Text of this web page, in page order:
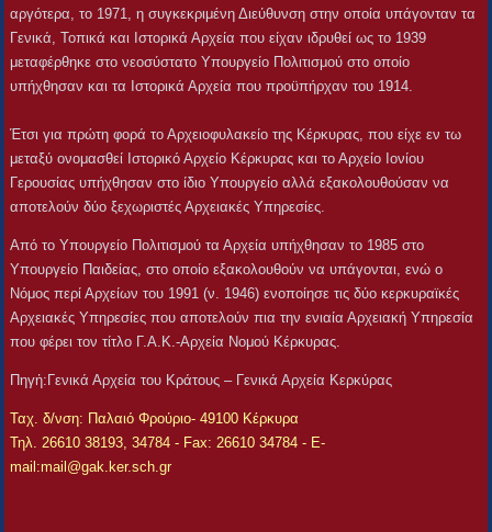
αργότερα, το 1971, η συγκεκριμένη Διεύθυνση στην οποία υπάγονταν τα
Γενικά, Τοπικά και Ιστορικά Αρχεία που είχαν ιδρυθεί ως το 1939
μεταφέρθηκε στο νεοσύστατο Υπουργείο Πολιτισμού στο οποίο
υπήχθησαν και τα Ιστορικά Αρχεία που προϋπήρχαν του 1914.
Έτσι για πρώτη φορά το Αρχειοφυλακείο της Κέρκυρας, που είχε εν τω
μεταξύ ονομασθεί Ιστορικό Αρχείο Κέρκυρας και το Αρχείο Ιονίου
Γερουσίας υπήχθησαν στο ίδιο Υπουργείο αλλά εξακολουθούσαν να
αποτελούν δύο ξεχωριστές Αρχειακές Υπηρεσίες.
Από το Υπουργείο Πολιτισμού τα Αρχεία υπήχθησαν το 1985 στο
Υπουργείο Παιδείας, στο οποίο εξακολουθούν να υπάγονται, ενώ ο
Νόμος περί Αρχείων του 1991 (ν. 1946) ενοποίησε τις δύο κερκυραϊκές
Αρχειακές Υπηρεσίες που αποτελούν πια την ενιαία Αρχειακή Υπηρεσία
που φέρει τον τίτλο Γ.Α.Κ.-Αρχεία Νομού Κέρκυρας.
Πηγἠ:Γενικά Αρχεία του Κράτους – Γενικά Αρχεία Κερκύρας
Ταχ. δ/νση: Παλαιό Φρούριο- 49100 Κέρκυρα
Τηλ. 26610 38193, 34784 - Fax: 26610 34784 - E-
mail:mail@gak.ker.sch.gr